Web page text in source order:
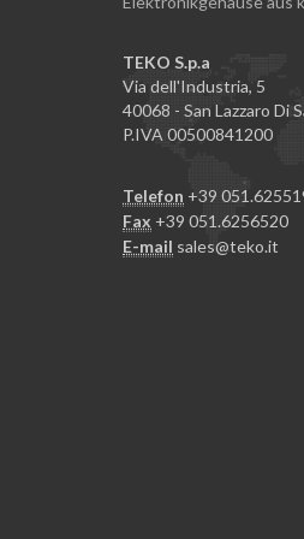
TEKO S.p.a
Via dell'Industria, 5
40068 - San Lazzaro Di
P.IVA 00500841200
Telefon +39
Fax +39 051.6256520
E-mail sales@teko.it